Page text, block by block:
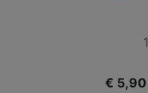
€ 5,90